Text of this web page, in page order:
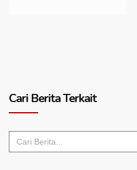
Cari Berita Terkait
Search
for: